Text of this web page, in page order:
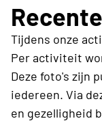
Tijdens onze
Per activiteit
Deze foto's zijn
iedereen. Via
en gezelligheid